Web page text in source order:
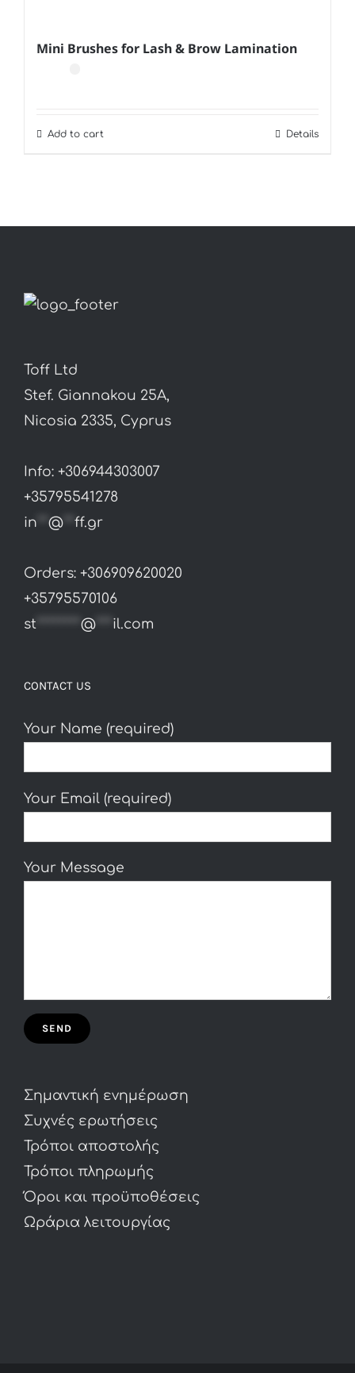
Mini Brushes for Lash & Brow Lamination
Add to cart Details
Toff Ltd
Stef. Giannakou 25A,
Nicosia 2335, Cyprus
Info: +306944303007
+35795541278
in
@ ff.gr
Orders: +306909620020
+35795570106
st ******** @ *** il.com
CONTACT US
Your Name (required)
Your Email (required)
Your Message
Σημαντική ενημέρωση
Συχνές ερωτήσεις
Τρόποι αποστολής
Τρόποι πληρωμής
Όροι και προϋποθέσεις
Ωράρια λειτουργίας